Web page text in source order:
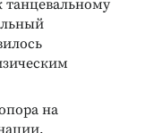
танцевальному
на